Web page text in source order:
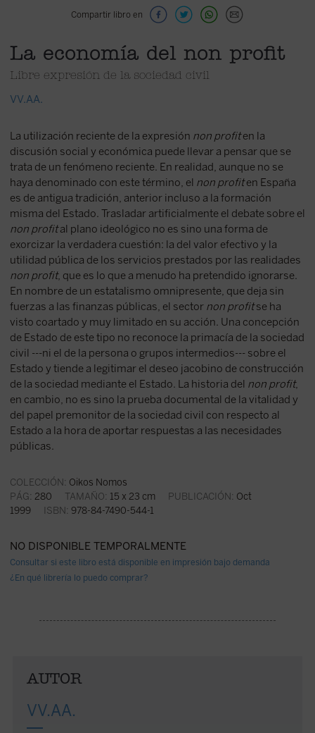
Compartir libro en
La economía del non profit
Libre expresión de la sociedad civil
VV.AA.
La utilización reciente de la expresión non profiten la
discusión social y económica puede llevar a pensar que se
trata de un fenómeno reciente. En realidad, aunque no se
haya denominado con este término, el non profiten España
es de antigua tradición, anterior incluso a la formación
misma del Estado. Trasladar artificialmente el debate sobre el
non profital plano ideológico no es sino una forma de
exorcizar la verdadera cuestión: la del valor efectivo y la
utilidad pública de los servicios prestados por las realidades
non profit, que es lo que a menudo ha pretendido ignorarse.
En nombre de un estatalismo omnipresente, que deja sin
fuerzas a las finanzas públicas, el sector non profitse ha
visto coartado y muy limitado en su acción. Una concepción
de Estado de este tipo no reconoce la primacía de la sociedad
civil ---ni el de la persona o grupos intermedios--- sobre el
Estado y tiende a legitimar el deseo jacobino de construcción
de la sociedad mediante el Estado. La historia del non profit,
en cambio, no es sino la prueba documental de la vitalidad y
del papel premonitor de la sociedad civil con respecto al
Estado a la hora de aportar respuestas a las necesidades
públicas.
COLECCIÓN: Oikos Nomos
PÁG: 280 TAMAÑO: 15 x 23 cm PUBLICACIÓN: Oct
1999 ISBN: 978-84-7490-544-1
NO DISPONIBLE TEMPORALMENTE
Consultar si este libro está disponible en impresión bajo demanda
¿En qué librería lo puedo comprar?
AUTOR
VV.AA.